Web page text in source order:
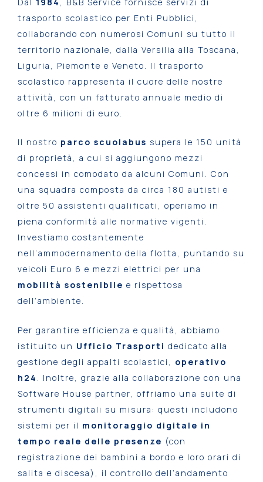
trasporto scolastico per Enti Pubblici,
collaborando con numerosi Comuni su tutto il
territorio nazionale, dalla Versilia alla Toscana,
Liguria, Piemonte e Veneto. Il trasporto
scolastico rappresenta il cuore delle nostre
attività, con un fatturato annuale medio di
oltre 6 milioni di euro.
Il nostro parco scuolabus supera le 150 unità
di proprietà, a cui si aggiungono mezzi
concessi in comodato da alcuni Comuni. Con
una squadra composta da circa 180 autisti e
oltre 50 assistenti qualificati, operiamo in
piena conformità alle normative vigenti.
Investiamo costantemente
nell’ammodernamento della flotta, puntando su
veicoli Euro 6 e mezzi elettrici per una
mobilità sostenibile e rispettosa
dell’ambiente.
Per garantire efficienza e qualità, abbiamo
istituito un Ufficio Trasporti dedicato alla
gestione degli appalti scolastici, operativo
h24
. Inoltre, grazie alla collaborazione con una
Software House partner, offriamo una suite di
strumenti digitali su misura: questi includono
sistemi per il monitoraggio digitale in
tempo reale delle presenze (con
registrazione dei bambini a bordo e loro orari di
salita e discesa), il controllo dell’andamento